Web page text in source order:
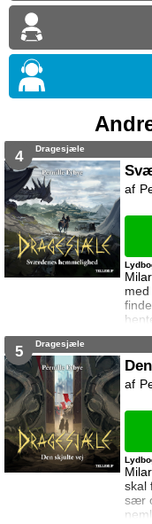
4 Dragesjæle
ikke
og
5 Dragesjæle
skal
sær